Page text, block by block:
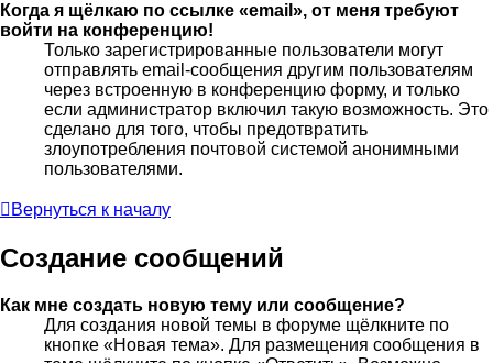
Когда я щёлкаю по ссылке «email», от меня требуют
войти на конференцию!
Только зарегистрированные пользователи могут
отправлять email-сообщения другим пользователям
через встроенную в конференцию форму, и только
если администратор включил такую возможность. Это
сделано для того, чтобы предотвратить
злоупотребления почтовой системой анонимными
пользователями.
Вернуться к началу
Создание сообщений
Как мне создать новую тему или сообщение?
Для создания новой темы в форуме щёлкните по
кнопке «Новая тема». Для размещения сообщения в